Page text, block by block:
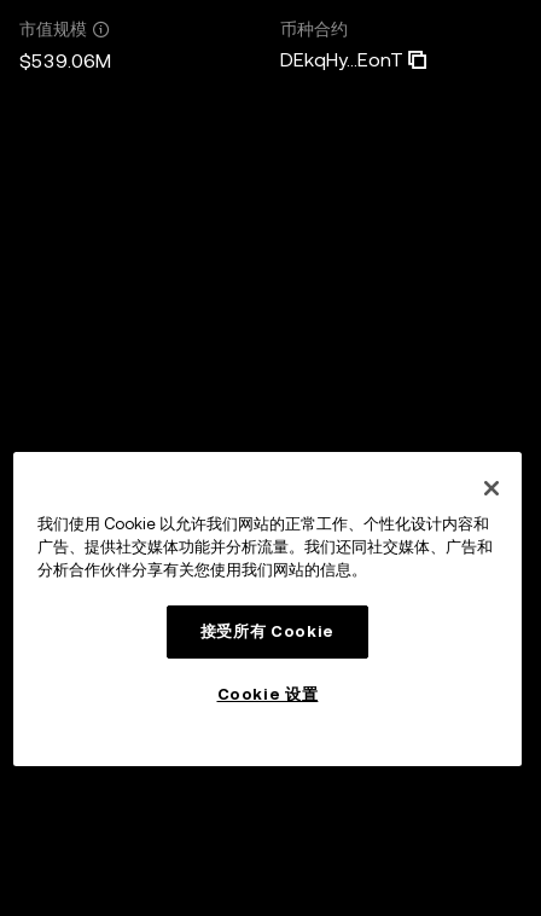
市值规模
$539.06M
币种合约
DEkqHy...EonT
我们使用 Cookie 以允许我们网站的正常工作、个性化设计内容和
广告、提供社交媒体功能并分析流量。我们还同社交媒体、广告和
分析合作伙伴分享有关您使用我们网站的信息。
接受所有 Cookie
Cookie 设置